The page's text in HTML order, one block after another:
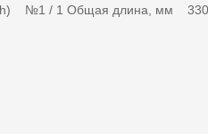
Inch) №1 / 1 Общая длина, мм